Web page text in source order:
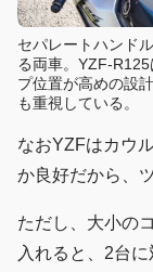
セパレートハンド
る両車。YZF-R125
プ位置が高めの設
も重視している。
なおYZFはカウ
か良好だから、
ただし、大小の
入れると、2台